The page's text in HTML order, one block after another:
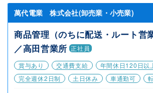
萬代電業 株式会社(卸売業・小売業)
商品管理（のちに配送・ルート営
／高田営業所 正社員
賞与あり
交通費支給 年間休日120日以
完全週休2日制
土日休み 車通勤可